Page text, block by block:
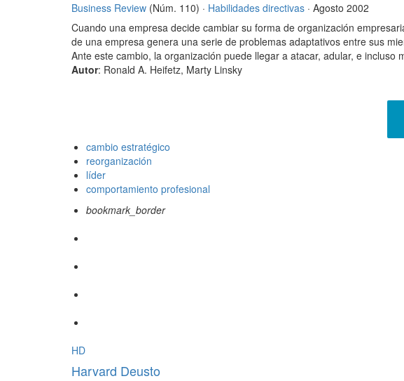
Business Review (Núm. 110) · Habilidades directivas · Agosto 2002
Cuando una empresa decide cambiar su forma de organización
de una empresa genera una serie de problemas adaptativos entre sus
Ante este cambio, la organización puede llegar a atacar, adular, e incluso
Autor: Ronald A. Heifetz, Marty Linsky
cambio estratégico
reorganización
líder
comportamiento profesional
bookmark_border
HD
Harvard Deusto